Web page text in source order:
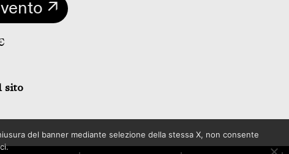
↗
sito
del banner mediante selezione della stessa X, non consente